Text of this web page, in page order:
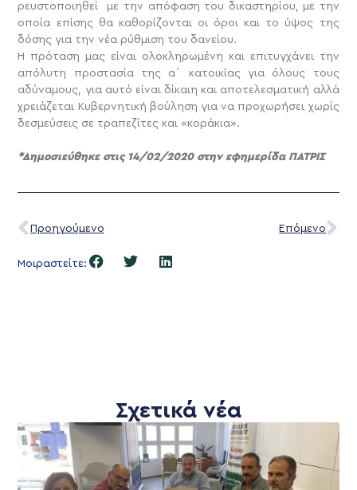
ρευστοποιηθεί με την απόφαση του δικαστηρίου, με την
οποία επίσης θα καθορίζονται οι όροι και το ύψος της
δόσης για την νέα ρύθμιση του δανείου.
Η πρόταση μας είναι ολοκληρωμένη και επιτυγχάνει την
απόλυτη προστασία της α΄ κατοικίας για όλους τους
αδύναμους, για αυτό είναι δίκαιη και αποτελεσματική αλλά
χρειάζεται Κυβερνητική βούληση για να προχωρήσει χωρίς
δεσμεύσεις σε τραπεζίτες και «κοράκια».
*Δημοσιεύθηκε στις 14/02/2020 στην εφημερίδα ΠΑΤΡΙΣ
Προηγούμενο Επόμενο
Μοιραστείτε:
Σχετικά νέα